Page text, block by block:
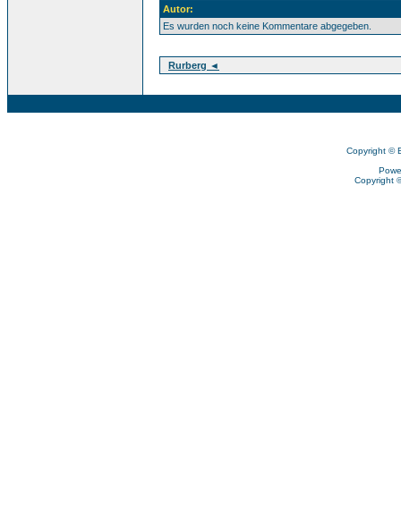
Autor:
Es wurden noch keine Kommentare abgegeben.
Rurberg ◄
Copyright ©
Copyright